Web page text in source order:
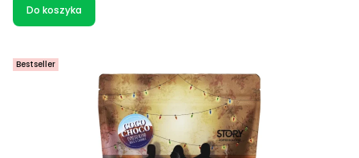
Do koszyka
Bestseller